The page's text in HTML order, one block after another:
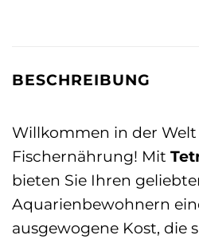
BESCHREIBUNG
Willkommen in der
Fischernährung! Mit
bieten Sie Ihren
Aquarienbewohnern
ausgewogene Kost, die